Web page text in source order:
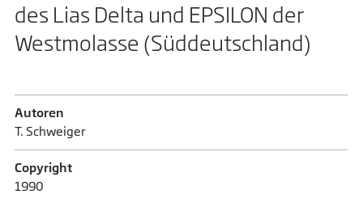
des Lias Delta und EPSILON der
Westmolasse (Süddeutschland)
Autoren
T. Schweiger
Copyright
1990